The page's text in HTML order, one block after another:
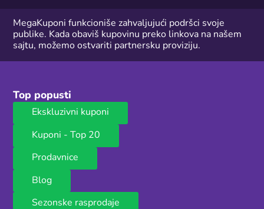
MegaKuponi funkcioniše zahvaljujući podršci svoje
publike. Kada obaviš kupovinu preko linkova na našem
sajtu, možemo ostvariti partnersku proviziju.
Top popusti
Ekskluzivni kuponi
Kuponi - Top 20
Prodavnice
Blog
Sezonske rasprodaje